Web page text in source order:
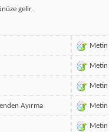
gelir.
Metin
Metin
Metin
Ayırma Metin
Metin